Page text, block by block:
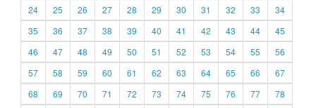
24
25 26 27 28 29 30 31 32 33
34
35
36 37 38 39 40 41 42 43 44
45
46
47 48 49 50 51 52 53 54 55
56
57
58 59 60 61 62 63 64 65 66
67
68
69 70 71 72 73 74 75 76 77
78